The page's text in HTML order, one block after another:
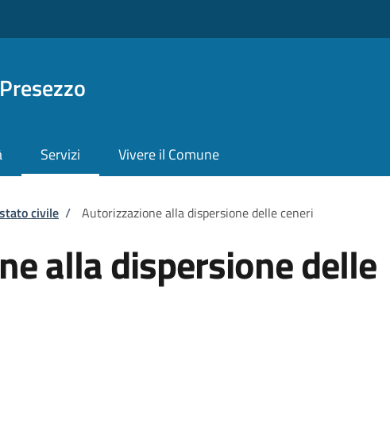
Servizi Vivere il Comune
civile / Autorizzazione alla dispersione delle ceneri
alla dispersione delle